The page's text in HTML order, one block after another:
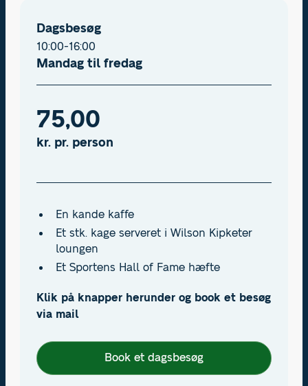
Dagsbesøg
10:00-16:00
Mandag til fredag
75,00
kr. pr. person
En kande kaffe
Et stk. kage serveret i Wilson Kipketer
loungen
Et Sportens Hall of Fame hæfte
Klik på knapper herunder og book et besøg
via mail
Book et dagsbesøg